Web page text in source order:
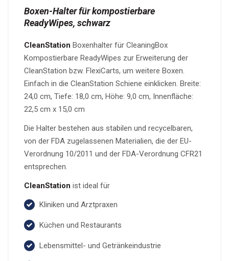
Boxen-Halter für kompostierbare
ReadyWipes, schwarz
CleanStation Boxenhalter für CleaningBox
Kompostierbare ReadyWipes zur Erweiterung der
CleanStation bzw. FlexiCarts, um weitere Boxen.
Einfach in die CleanStation Schiene einklicken. Breite:
24,0 cm, Tiefe: 18,0 cm, Höhe: 9,0 cm, Innenfläche:
22,5 cm x 15,0 cm
Die Halter bestehen aus stabilen und recycelbaren,
von der FDA zugelassenen Materialien, die der EU-
Verordnung 10/2011 und der FDA-Verordnung CFR21
entsprechen.
CleanStation ist ideal für
Kliniken und Arztpraxen
Küchen und Restaurants
Lebensmittel- und Getränkeindustrie